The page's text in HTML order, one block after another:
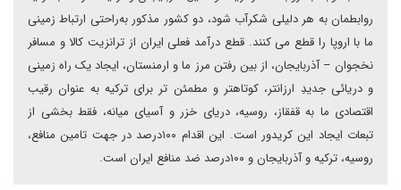
روابطمان به هر دلیلی شکرآب شود، دو کشور مذکور به‌راحتی ارتباط زمینی
ما با اروپا را قطع می کنند. قطع درآمد فعلی ایران از ترانزیت کالا و مسافر
نخجوان – آذربایجان، از بین رفتن مرز ما و ارمنستان، ایجاد یک راه زمینی
و دریائی جدیدِ ارزانتر، کوتاهتر و مطمئن تر برای ترکیه به عنوان رقیب
اقتصادی ما به قفقاز، روسیه، دریای خزر و آسیای میانه، فقط بخشی از
تبعات ایجاد این کریدور است. این اقدام ۱۰۰درصد؜ در جهت تامین منافع،
روسیه، ترکیه و آذربایجان و ۱۰۰درصد ضد منافع ایران است.